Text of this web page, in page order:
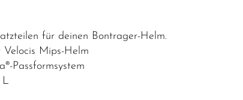
für deinen Bontrager-Helm.
Mips-Helm
Passformsystem
L